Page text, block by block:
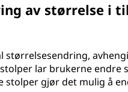
av størrelse i
størrelsesendring,
lar brukerne endre
stolper gjør det mulig å